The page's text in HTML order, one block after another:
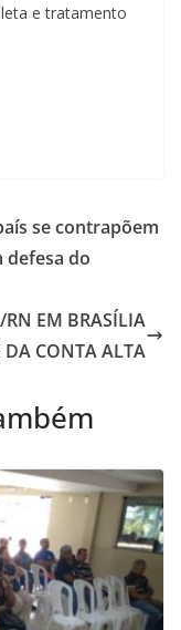
e tratamento
se contrapõem
defesa do
EM BRASÍLIA
DA CONTA ALTA